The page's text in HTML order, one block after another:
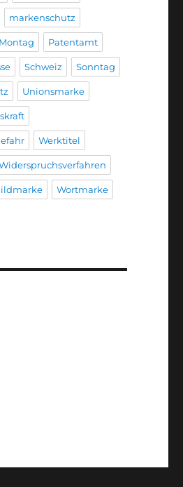
markenschutz
Montag Patentamt
Schweiz Sonntag
Unionsmarke
Werktitel
Wortmarke